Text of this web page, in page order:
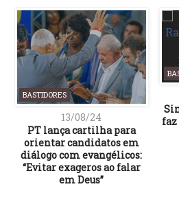
BASTIDORES
13/08/24
PT lança cartilha para
orientar candidatos em
diálogo com evangélicos:
“Evitar exageros ao falar
em Deus”
faz